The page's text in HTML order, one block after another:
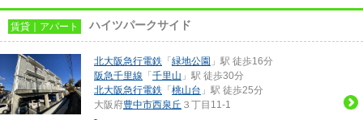
賃貸｜アパート ハイツパークサイド
北大阪急行電鉄 「 緑地公園 」駅 徒歩16分
阪急千里線 「 千里山 」駅 徒歩30分
北大阪急行電鉄 「 桃山台 」駅 徒歩25分
大阪府豊中市西泉丘 ３丁目11-1